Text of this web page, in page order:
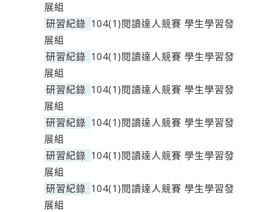
展組
研習紀錄 104(1)閱讀達人競賽 學生學習發
展組
研習紀錄 104(1)閱讀達人競賽 學生學習發
展組
研習紀錄 104(1)閱讀達人競賽 學生學習發
展組
研習紀錄 104(1)閱讀達人競賽 學生學習發
展組
研習紀錄 104(1)閱讀達人競賽 學生學習發
展組
研習紀錄 104(1)閱讀達人競賽 學生學習發
展組